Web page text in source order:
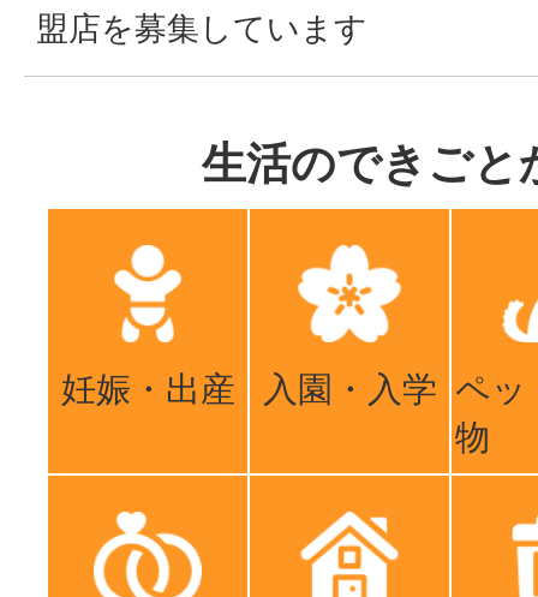
盟店を募集しています
生活のできごと
妊娠・出産 入園・入学 ペッ
物